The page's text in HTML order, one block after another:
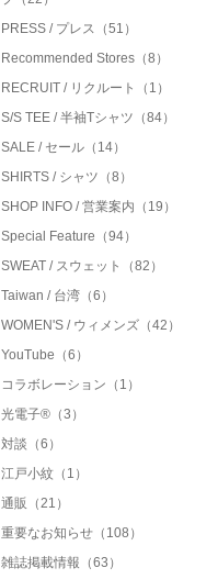
PRESS / プレス（51）
Recommended Stores（8）
RECRUIT / リクルート（1）
S/S TEE / 半袖Tシャツ（84）
SALE / セール（14）
SHIRTS / シャツ（8）
SHOP INFO / 営業案内（19）
Special Feature（94）
SWEAT / スウェット（82）
Taiwan / 台湾（6）
WOMEN'S / ウィメンズ（42）
YouTube（6）
コラボレーション（1）
光電子®（3）
対談（6）
江戸小紋（1）
通販（21）
重要なお知らせ（108）
雑誌掲載情報（63）